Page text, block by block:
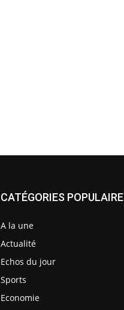
CATÉGORIES POPULAIRE
A la une
Actualité
Echos du jour
Sports
Economie